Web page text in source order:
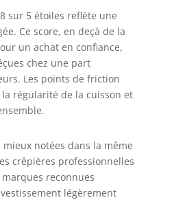
sur 5 étoiles reflète une
Ce score, en deçà de la
un achat en confiance,
chez une part
Les points de friction
régularité de la cuisson et
mieux notées dans la même
crêpières professionnelles
reconnues
légèrement